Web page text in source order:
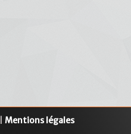
Mentions légales